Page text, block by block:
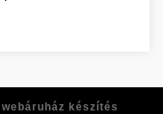
webáruház készítés